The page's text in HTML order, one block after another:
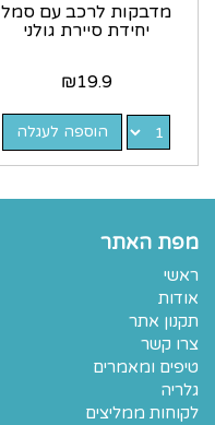
מדבקות לרכב עם סמל
יחידת סיירת גולני
₪19.9
הוספה לעגלה
מפת האתר
ראשי
אודות
תקנון אתר
צרו קשר
טיפים ומאמרים
גלריה
לקוחות ממליצים